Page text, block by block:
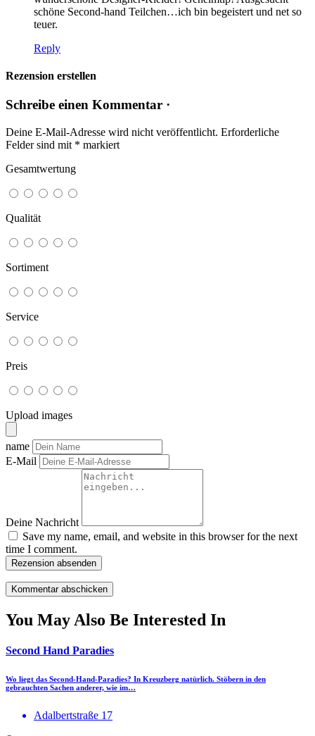
schöne Second-hand Teilchen…ich bin begeistert und net so
teuer.
Reply
Rezension erstellen
Schreibe einen Kommentar ·
Deine E-Mail-Adresse wird nicht veröffentlicht. Erforderliche
Felder sind mit * markiert
Gesamtwertung
Qualität
Sortiment
Service
Preis
Upload images
name
E-Mail
Deine Nachricht
Save my name, email, and website in this browser for the next
time I comment.
Rezension absenden
You May Also Be Interested In
Second Hand Paradies
Wo liegt das Second-Hand-Paradies? In Kreuzberg natürlich. Stöbern in den
gebrauchten Sachen anderer, wie im…
Adalbertstraße 17